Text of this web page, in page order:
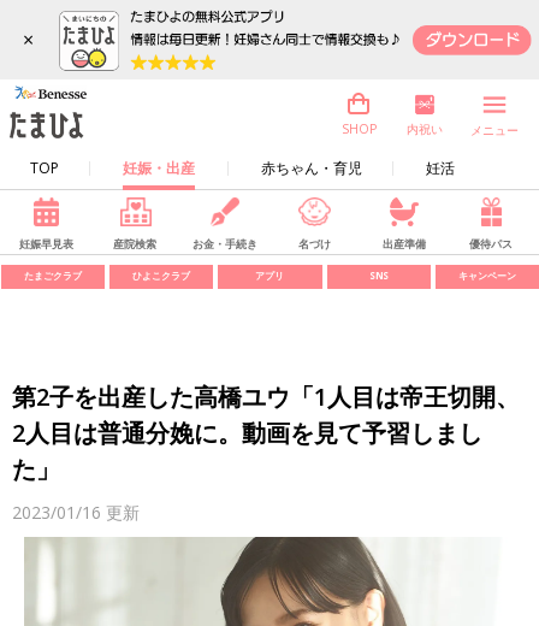
×
TOP 妊娠・出産 赤ちゃん・育児 妊活
SHOP 内祝い メニュー
妊娠早見表 産院検索 お金・手続き 名づけ 出産準備 優待パス
たまごクラブ ひよこクラブ アプリ SNS キャンペーン
第2子を出産した高橋ユウ「1人目は帝王切開、
2人目は普通分娩に。動画を見て予習しまし
た」
2023/01/16 更新